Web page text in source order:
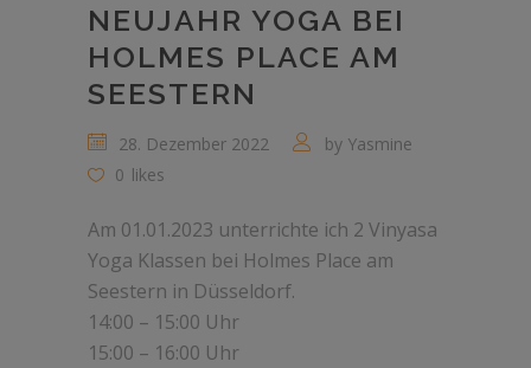
NEUJAHR YOGA BEI
HOLMES PLACE AM
SEESTERN
28. Dezember 2022 by Yasmine
0 likes
Am 01.01.2023 unterrichte ich 2 Vinyasa
Yoga Klassen bei Holmes Place am
Seestern in Düsseldorf.
14:00 – 15:00 Uhr
15:00 – 16:00 Uhr